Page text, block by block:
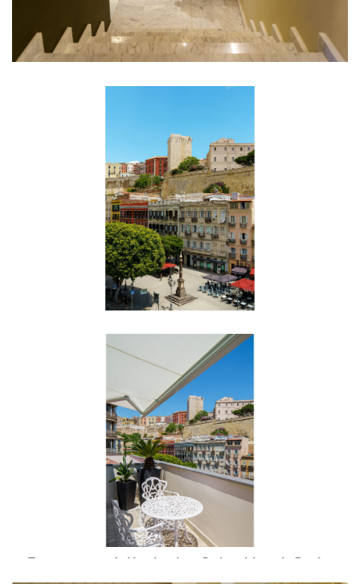
Spazi Comuni
Panorama Piazza Yenne
Panorama dalla Junior Suite Hotel Carlo